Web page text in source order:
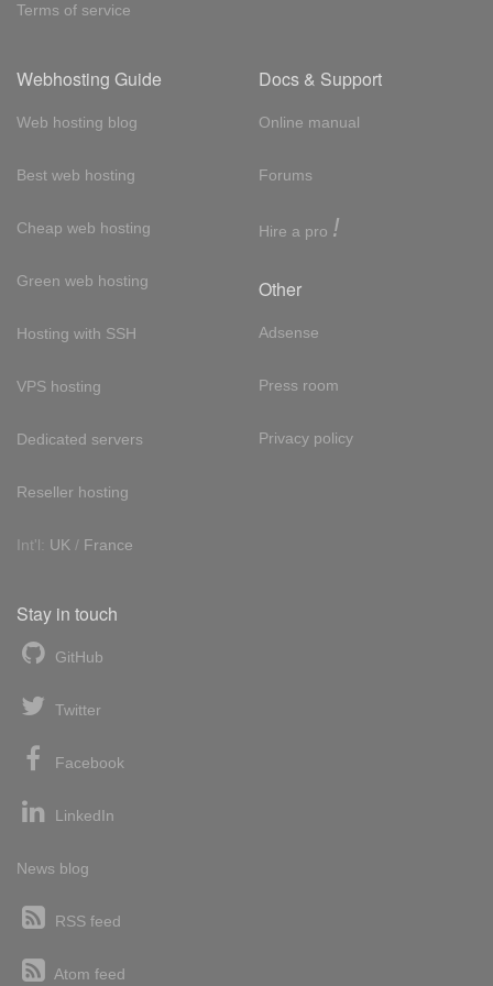
Terms of service
Webhosting Guide
Web hosting blog
Best web hosting
Cheap web hosting
Green web hosting
Hosting with SSH
VPS hosting
Dedicated servers
Reseller hosting
Int'l: UK / France
Docs & Support
Online manual
Forums
Hire a pro !
Other
Adsense
Press room
Privacy policy
Stay in touch
GitHub
Twitter
Facebook
LinkedIn
News blog
RSS feed
Atom feed